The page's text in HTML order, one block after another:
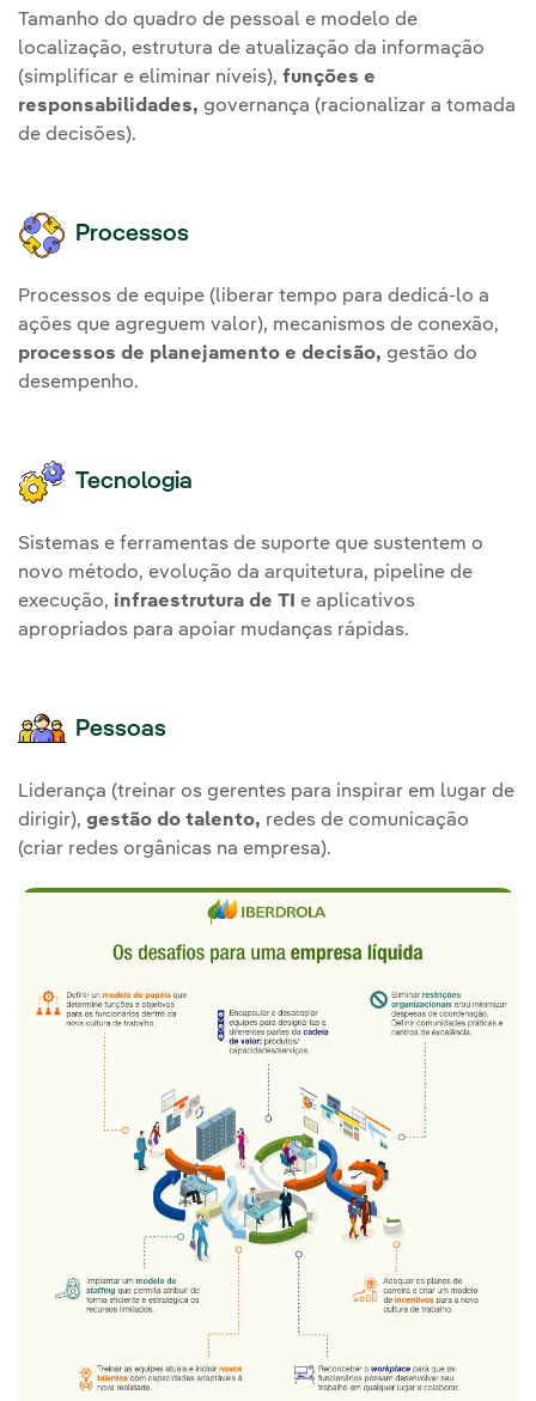
Tamanho do quadro de pessoal e modelo de
localização, estrutura de atualização da informação
(simplificar e eliminar níveis), funções e
responsabilidades, governança (racionalizar a tomada
de decisões).
Processos
Processos de equipe (liberar tempo para dedicá-lo a
ações que agreguem valor), mecanismos de conexão,
processos de planejamento e decisão, gestão do
desempenho.
Tecnologia
Sistemas e ferramentas de suporte que sustentem o
novo método, evolução da arquitetura, pipeline de
execução, infraestrutura de TI
e aplicativos
apropriados para apoiar mudanças rápidas.
Pessoas
Liderança (treinar os gerentes para inspirar em lugar de
dirigir), gestão do talento, redes de comunicação
(criar redes orgânicas na empresa).